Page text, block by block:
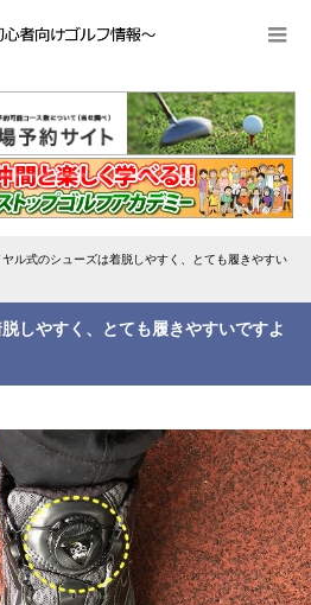
ヤル式のシューズは着脱しやすく、とても履きやすい
しやすく、とても履きやすいですよ